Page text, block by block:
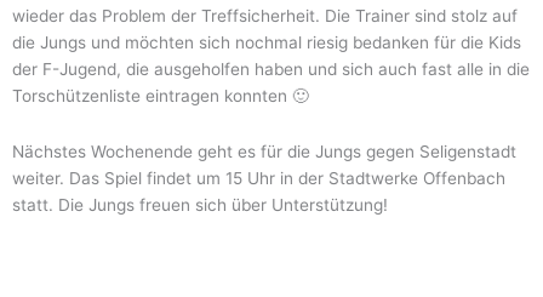
wieder das Problem der Treffsicherheit. Die Trainer sind stolz auf
die Jungs und möchten sich nochmal riesig bedanken für die Kids
der F-Jugend, die ausgeholfen haben und sich auch fast alle in die
Torschützenliste eintragen konnten 🙂
Nächstes Wochenende geht es für die Jungs gegen Seligenstadt
weiter. Das Spiel findet um 15 Uhr in der Stadtwerke Offenbach
statt. Die Jungs freuen sich über Unterstützung!